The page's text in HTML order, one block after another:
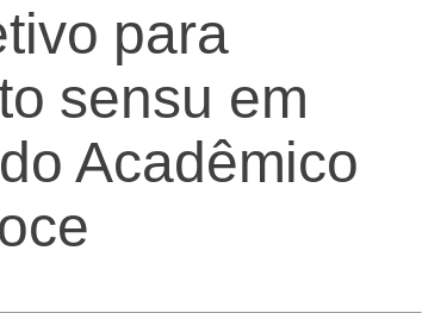
para
sensu em
Acadêmico